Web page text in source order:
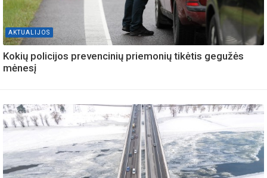
AKTUALIJOS
Kokių policijos prevencinių priemonių tikėtis gegužės
mėnesį